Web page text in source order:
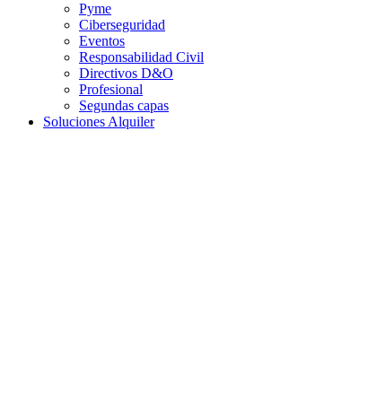
Pyme
Ciberseguridad
Eventos
Responsabilidad Civil
Directivos D&O
Profesional
Segundas capas
Soluciones Alquiler